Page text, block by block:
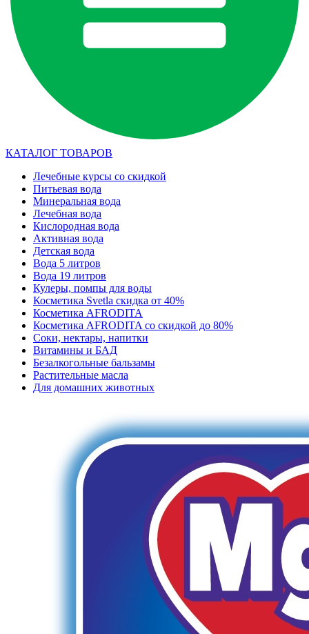
КАТАЛОГ ТОВАРОВ
Лечебные курсы со скидкой
Питьевая вода
Минеральная вода
Лечебная вода
Кислородная вода
Активная вода
Детская вода
Вода 5 литров
Вода 19 литров
Кулеры, помпы для воды
Косметика Svetla скидка от 40%
Косметика AFRODITA
Косметика AFRODITA со скидкой до 80%
Соки, нектары, напитки
Витамины и БАД
Безалкогольные бальзамы
Растительные масла
Для домашних животных